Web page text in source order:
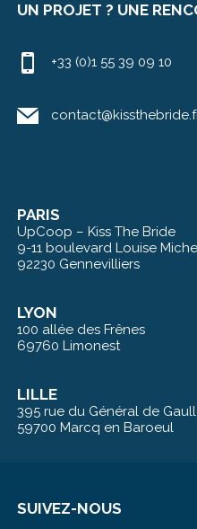
UN PROJET ? UNE
+33 (0)1 55 39 09 10
PARIS
UpCoop – Kiss The Bride
9-11 boulevard Louise
92230 Gennevilliers
LYON
100 allée des Frênes
69760 Limonest
LILLE
395 rue du Général de
59700 Marcq en Baroeul
SUIVEZ-NOUS